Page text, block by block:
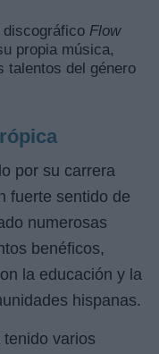
Flow
propia música,
talentos del género
por su carrera
fuerte sentido de
numerosas
benéficos,
la educación y la
hispanas.
varios